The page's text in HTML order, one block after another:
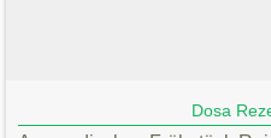
Dosa